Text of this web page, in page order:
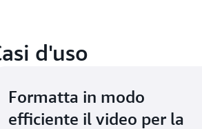
d'uso
Formatta in modo
efficiente il video per la